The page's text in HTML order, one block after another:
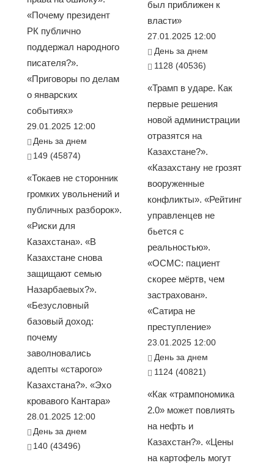
«Почему президент
РК публично
поддержал народного
писателя?».
«Приговоры по делам
о январских
событиях»
29.01.2025 12:00
День за днем
149 (45874)
«Токаев не сторонник
громких увольнений и
публичных разборок».
«Риски для
Казахстана». «В
Казахстане снова
защищают семью
Назарбаевых?».
«Безусловный
базовый доход:
почему
заволновались
адепты «старого»
Казахстана?». «Эхо
кровавого Кантара»
28.01.2025 12:00
День за днем
140 (43496)
был приближен к
власти»
27.01.2025 12:00
День за днем
1128 (40536)
«Трамп в ударе. Как
первые решения
новой администрации
отразятся на
Казахстане?».
«Казахстану не грозят
вооруженные
конфликты». «Рейтинг
управленцев не
бьется с
реальностью».
«ОСМС: пациент
скорее мёртв, чем
застрахован».
«Сатира не
преступление»
23.01.2025 12:00
День за днем
1124 (40821)
«Как «трампономика
2.0» может повлиять
на нефть и
Казахстан?». «Цены
на картофель могут